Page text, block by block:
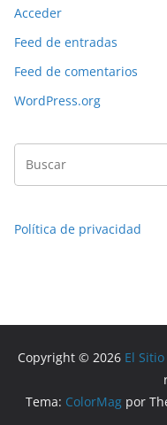
Acceder
Feed de entradas
Feed de comentarios
WordPress.org
Política de privacidad
Copyright © 2026 El
Tema: ColorMagpor